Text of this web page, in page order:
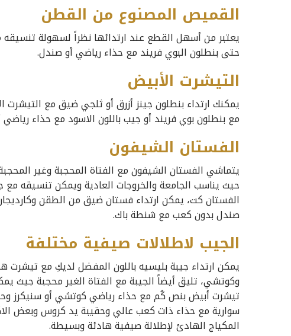
القميص المصنوع من القطن
يعتبر من أسهل القطع عند ارتدائها نظراً لسهولة تنسيقه
حتى بنطلون البوي فريند مع حذاء رياضي أو صندل.
التيشرت الأبيض
يمكنك ارتداء بنطلون جينز أزرق أو ثلجي ضيق مع التيشرت
مع بنطلون بوي فريند أو جيب باللون الاسود مع حذاء رياضي
الفستان الشيفون
يتماشي الفستان الشيفون مع الفتاة المحجبة وغير
حيث يناسب الجامعة والخروجات العادية ويمكن تنسيقه
الفستان كت، يمكن ارتداء فستان ضيق من الطقن
صندل بدون كعب مع شنطة باك.
الجيب لاطلالات صيفية مختلفة
يمكن ارتداء جيبة بليسيه باللون المفضل لديكِ مع
وكوتشي، تليق أيضاً الجيبة مع الفتاة الغير محجبة جيث
تيشرت أبيض بنص كُم مع حذاء رياضي كوتشي أو سنيكرز
سوارية مع حذاء ذات كعب عالي وحقيبة يد كروس وبعض
المكياج الهادئ لإطلالة صيفية هادئة وبسيطة.